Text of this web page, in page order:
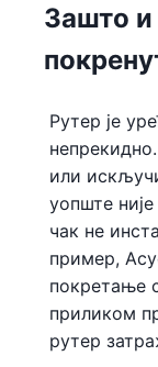
Зашто и
Рутер је
или
уопште
чак не
пример,
покретање
приликом
рутер